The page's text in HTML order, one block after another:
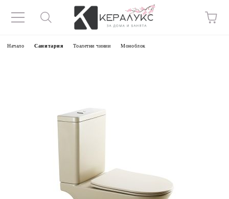
Начало Санитария Тоалетни чинии Моноблок